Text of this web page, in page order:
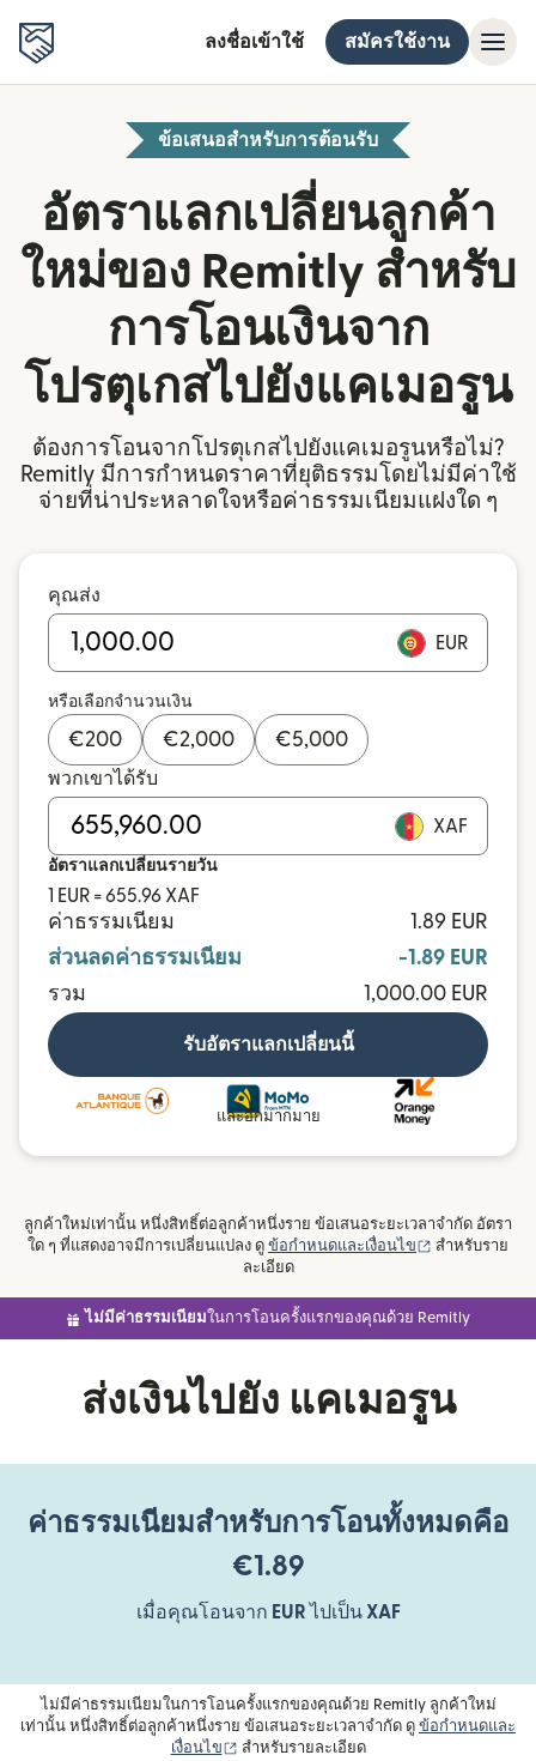
ลงชื่อเข้าใช้ สมัครใช้งาน
ข้อเสนอสำหรับการต้อนรับ
อัตราแลกเปลี่ยนลูกค้า
ใหม่ของ Remitly สำหรับ
การโอนเงินจาก
โปรตุเกสไปยังแคเมอรูน
ต้องการโอนจากโปรตุเกสไปยังแคเมอรูนหรือไม่?
Remitly มีการกำหนดราคาที่ยุติธรรมโดยไม่มีค่าใช้
จ่ายที่น่าประหลาดใจหรือค่าธรรมเนียมแฝงใด ๆ
คุณส่ง
EUR
หรือเลือกจำนวนเงิน
€200 €2,000 €5,000
พวกเขาได้รับ
XAF
อัตราแลกเปลี่ยนรายวัน
1 EUR = 655.96 XAF
ค่าธรรมเนียม
1.89 EUR
ส่วนลดค่าธรรมเนียม
-1.89 EUR
รวม
1,000.00 EUR
รับอัตราแลกเปลี่ยนนี้
และอีกมากมาย
ลูกค้าใหม่เท่านั้น หนึ่งสิทธิ์ต่อลูกค้าหนึ่งราย ข้อเสนอระยะเวลาจำกัด อัตรา
ใด ๆ ที่แสดงอาจมีการเปลี่ยนแปลง ดู ข้อกำหนดและเงื่อนไข (เปิดในหน้าต่า
สำหรับราย
ละเอียด
ไม่มีค่าธรรมเนียมในการโอนครั้งแรกของคุณด้วย Remitly
ส่งเงินไปยัง แคเมอรูน
ค่าธรรมเนียมสำหรับการโอนทั้งหมดคือ
€1.89
เมื่อคุณโอนจาก EUR ไปเป็น XAF
ไม่มีค่าธรรมเนียมในการโอนครั้งแรกของคุณด้วย Remitly ลูกค้าใหม่
เท่านั้น หนึ่งสิทธิ์ต่อลูกค้าหนึ่งราย ข้อเสนอระยะเวลาจำกัด ดู ข้อกำหนดและ
เงื่อนไข
(เปิดในหน้าต่างใหม่)
สำหรับรายละเอียด